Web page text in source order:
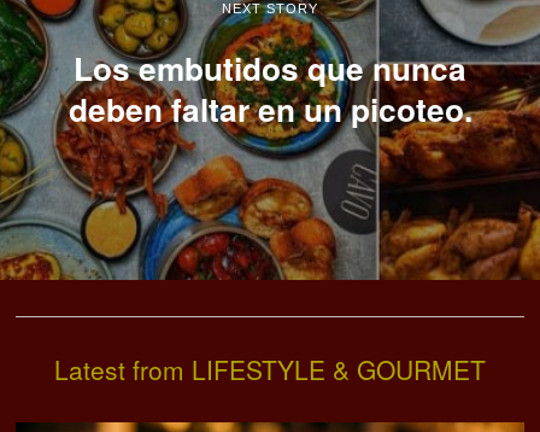
NEXT STORY
Los embutidos que nunca
deben faltar en un picoteo.
Latest from LIFESTYLE & GOURMET